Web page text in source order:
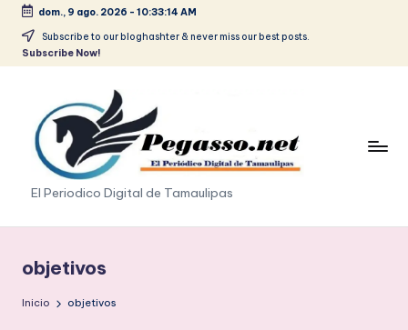
Saltar
dom., 9 ago. 2026 - 10:33:15 AM
Subscribe to our bloghashter & never miss our best posts.
Subscribe Now!
p
e
g
s
El Periodico Digital de Tamaulipas
objetivos
Inicio objetivos